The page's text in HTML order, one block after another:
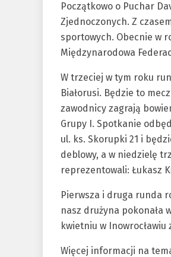
Początkowo o Puchar
Zjednoczonych. Z
sportowych. Obecnie w
Międzynarodowa
W trzeciej w tym roku
Białorusi. Będzie to
zawodnicy zagrają
Grupy I. Spotkanie
ul. ks. Skorupki 21 i
deblowy, a w niedzielę
reprezentowali: Łukasz
Pierwsza i druga runda
nasz drużyna pokonała
kwietniu w Inowrocławiu
Więcej informacji na